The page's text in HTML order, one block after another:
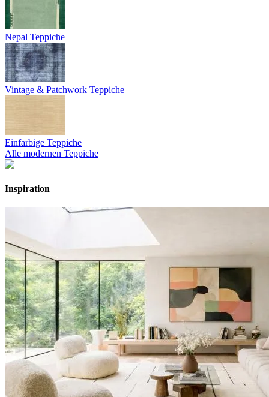
Nepal Teppiche
Vintage & Patchwork Teppiche
Einfarbige Teppiche
Alle modernen Teppiche
Inspiration